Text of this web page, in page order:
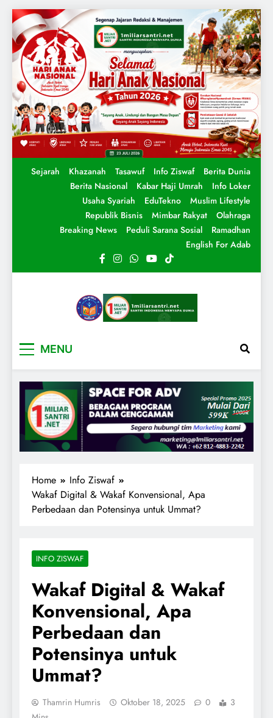
Sejarah Khazanah Tasawuf Info Ziswaf
Berita Dunia
Berita Nasional
Kabar Haji Umrah
Info Loker
Usaha Syariah
EduTekno
Muslim Lifestyle
Republik Bisnis
Mimbar Rakyat
Olahraga
Breaking News
Peduli Sarana Sosial
Ramadhan
English For Adab
MENU
Home
Info Ziswaf
Wakaf Digital & Wakaf Konvensional, Apa
Perbedaan dan Potensinya untuk Ummat?
INFO ZISWAF
Wakaf Digital & Wakaf
Konvensional, Apa
Perbedaan dan
Potensinya untuk
Ummat?
Thamrin Humris Oktober 18, 2025 0
3